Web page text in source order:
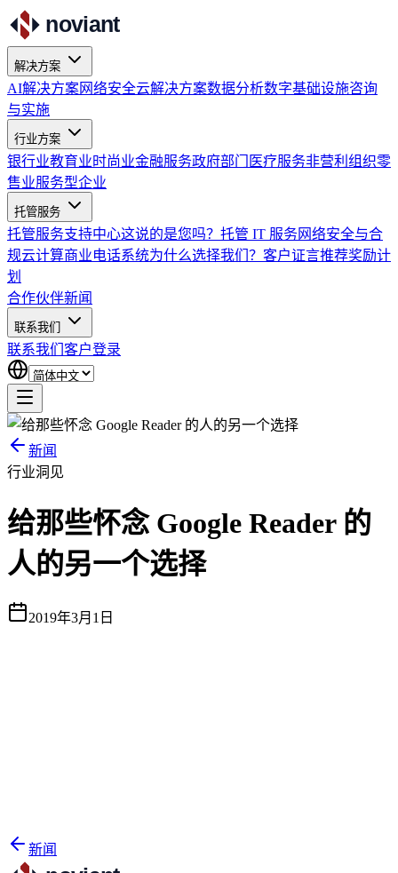
noviant
解决方案
AI解决方案网络安全云解决方案数据分析数字基础设施咨询
与实施
行业方案
银行业教育业时尚业金融服务政府部门 医疗服务非营利组织零
售业服务型企业
托管服务
托管服务支持中心这说的是您吗？ 托管 IT 服务网络安全与合
规云计算商业电话系统为什么选择我们？ 客户证言推荐奖励计
划
合作伙伴新闻
联系我们
联系我们 客户登录
新闻
行业洞见
给那些怀念 Google Reader 的
人的另一个选择
2019年3月1日
新闻